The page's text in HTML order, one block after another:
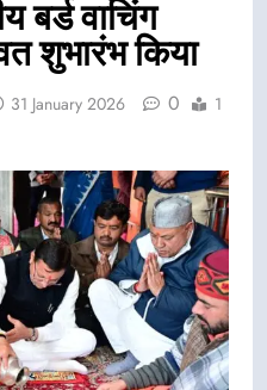
बर्ड वाचिंग
शुभारंभ किया
31 January 2026 0
1